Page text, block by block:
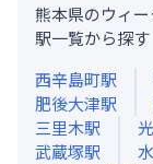
熊本県のウィ
駅一覧から探す
西辛島町駅
肥後大津駅
三里木駅
武蔵塚駅